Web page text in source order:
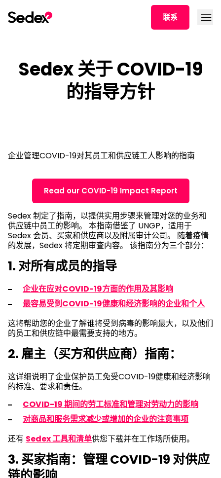
联系 打开
Sedex 关于 COVID-19
的指导方针
企业管理COVID-19对其员工和供应链工人影响的指南
Read our COVID-19 Impact Report
Sedex 制定了指南，以提供实用步骤来管理对您的业务和
供应链中员工的影响。 本指南借鉴了 UNGP，适用于
Sedex 会员、买家和供应商以及附属审计公司。 随着疫情
的发展，Sedex 将定期审查内容。 该指南分为三个部分：
1. 对所有成员的指导
企业在应对COVID-19方面的作用及其影响
最容易受到COVID-19健康和经济影响的企业和个人
这将帮助您的企业了解谁将受到病毒的影响最大，以及他们
的员工和供应链中最需要支持的地方。
2. 雇主（买方和供应商）指南：
这详细说明了企业保护员工免受COVID-19健康和经济影响
的标准、要求和责任。
COVID-19 期间的劳工标准和管理对劳动力的影响
对商品和服务需求减少或增加的企业的注意事项
还有 Sedex 工具和清单供您下载并在工作场所使用。
3. 买家指南：管理 COVID-19 对供应